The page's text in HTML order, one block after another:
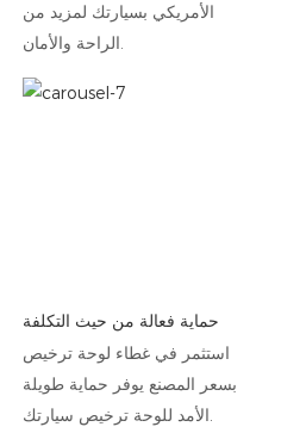
الأمريكي بسيارتك لمزيد من
الراحة والأمان.
حماية فعالة من حيث التكلفة
استثمر في غطاء لوحة ترخيص
بسعر المصنع يوفر حماية طويلة
الأمد للوحة ترخيص سيارتك.